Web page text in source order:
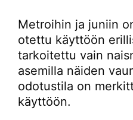
Metroihin ja juniin
otettu käyttöön
tarkoitettu vain
asemilla näiden
odotustila on
käyttöön.